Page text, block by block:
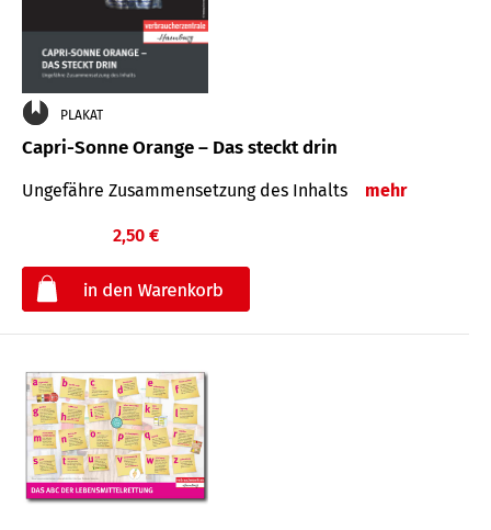
PLAKAT
Capri-Sonne Orange – Das steckt drin
Ungefähre Zu­sammen­setzung des Inhalts mehr
2,50 €